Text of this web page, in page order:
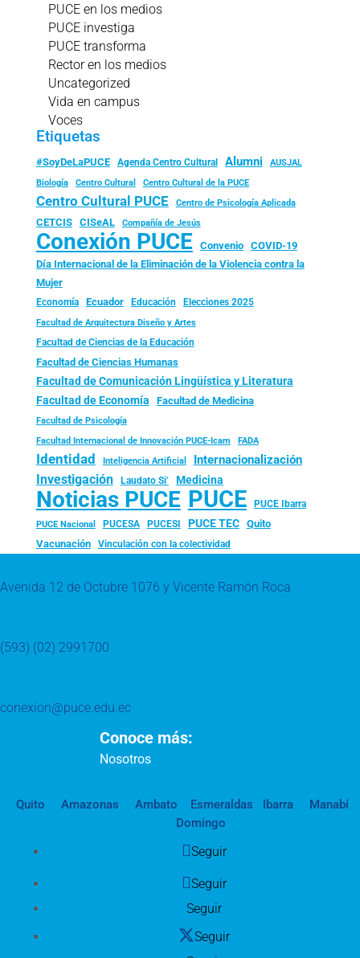
PUCE en los medios
PUCE investiga
PUCE transforma
Rector en los medios
Uncategorized
Vida en campus
Voces
Etiquetas
#SoyDeLaPUCE Agenda Centro Cultural Alumni
AUSJAL
Biología
Centro Cultural Centro Cultural de la PUCE
Centro Cultural PUCE Centro de Psicología Aplicada
CETCIS CISeAL Compañía de Jesús
Conexión PUCE Convenio
COVID-19
Día Internacional de la Eliminación de la Violencia contra la
Mujer
Economía Ecuador Educación Elecciones 2025
Facultad de Arquitectura Diseño y Artes
Facultad de Ciencias de la Educación
Facultad de Ciencias Humanas
Facultad de Comunicación Lingüística y Literatura
Facultad de Economía Facultad de Medicina
Facultad de Psicología
Facultad Internacional de Innovación PUCE-Icam FADA
Identidad Inteligencia Artificial Internacionalización
Investigación Laudato Si’ Medicina
Noticias PUCE PUCE PUCE Ibarra
PUCE Nacional PUCESA PUCESI PUCE TEC
Quito
Vacunación
Vinculación con la colectividad
Avenida 12 de Octubre 1076 y Vicente Ramón Roca
(593) (02) 2991700
conexion@puce.edu.ec
Conoce más:
Nosotros
Quito Amazonas Ambato Esmeraldas Ibarra
Manabí
Domingo
Seguir
Seguir
Seguir
Seguir